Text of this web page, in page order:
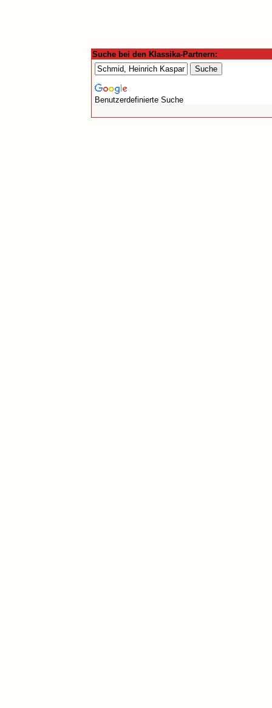
Suche bei den Klassika-Partnern:
Benutzerdefinierte Suche